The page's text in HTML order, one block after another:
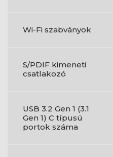
Wi-Fi szabványok
S/PDIF kimeneti
csatlakozó
USB 3.2 Gen 1 (3.1
Gen 1) C típusú
portok száma